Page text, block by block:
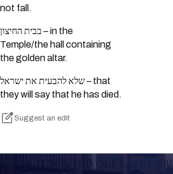
not fall.
בבית החיצון – in the
Temple/the hall containing
the golden altar.
שלא להבעית את ישראל – that
they will say that he has died.
Suggest an edit
Keep Track of your Learning